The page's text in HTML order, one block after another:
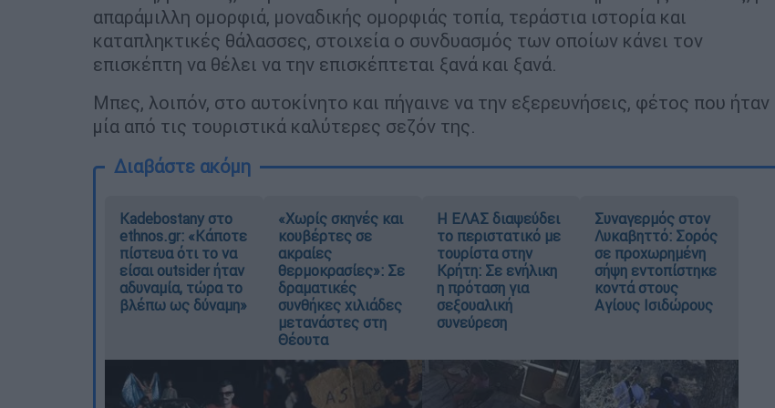
απαράμιλλη ομορφιά, μοναδικής ομορφιάς τοπία, τεράστια ιστορία και
καταπληκτικές θάλασσες, στοιχεία ο συνδυασμός των οποίων κάνει τον
επισκέπτη να θέλει να την επισκέπτεται ξανά και ξανά.
Μπες, λοιπόν, στο αυτοκίνητο και πήγαινε να την εξερευνήσεις, φέτος που ήταν
μία από τις τουριστικά καλύτερες σεζόν της.
Διαβάστε ακόμη
Kadebostany στο
ethnos.gr: «Κάποτε
πίστευα ότι το να
είσαι outsider ήταν
αδυναμία, τώρα το
βλέπω ως δύναμη»
«Χωρίς σκηνές και
κουβέρτες σε
ακραίες
θερμοκρασίες»: Σε
δραματικές
συνθήκες χιλιάδες
μετανάστες στη
Θέουτα
Η ΕΛΑΣ διαψεύδει
το περιστατικό με
τουρίστα στην
Κρήτη: Σε ενήλικη
η πρόταση για
σεξουαλική
συνεύρεση
Συναγερμός στον
Λυκαβηττό: Σορός
σε προχωρημένη
σήψη εντοπίστηκε
κοντά στους
Αγίους Ισιδώρους